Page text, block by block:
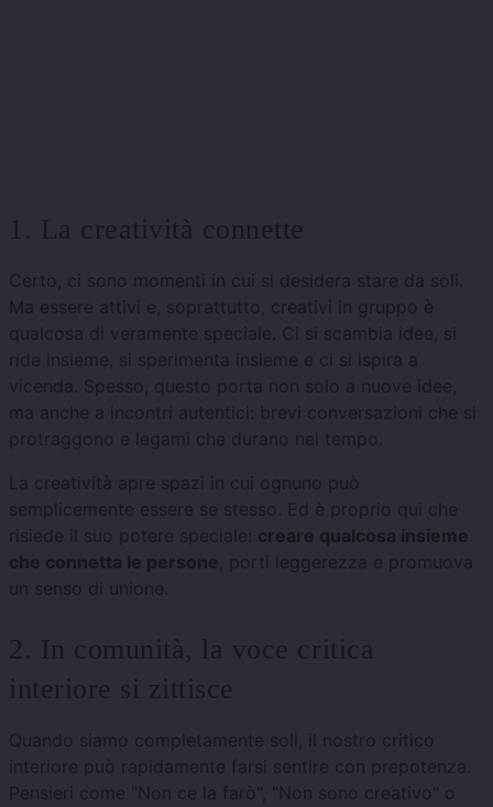
1. La creatività connette
Certo, ci sono momenti in cui si desidera stare da soli.
Ma essere attivi e, soprattutto, creativi in ​​gruppo è
qualcosa di veramente speciale. Ci si scambia idee, si
ride insieme, si sperimenta insieme e ci si ispira a
vicenda. Spesso, questo porta non solo a nuove idee,
ma anche a incontri autentici: brevi conversazioni che si
protraggono e legami che durano nel tempo.
La creatività apre spazi in cui ognuno può
semplicemente essere se stesso. Ed è proprio qui che
risiede il suo potere speciale: creare qualcosa insieme
che connetta le persone, porti leggerezza e promuova
un senso di unione.
2. In comunità, la voce critica
interiore si zittisce
Quando siamo completamente soli, il nostro critico
interiore può rapidamente farsi sentire con prepotenza.
Pensieri come "Non ce la farò", "Non sono creativo" o